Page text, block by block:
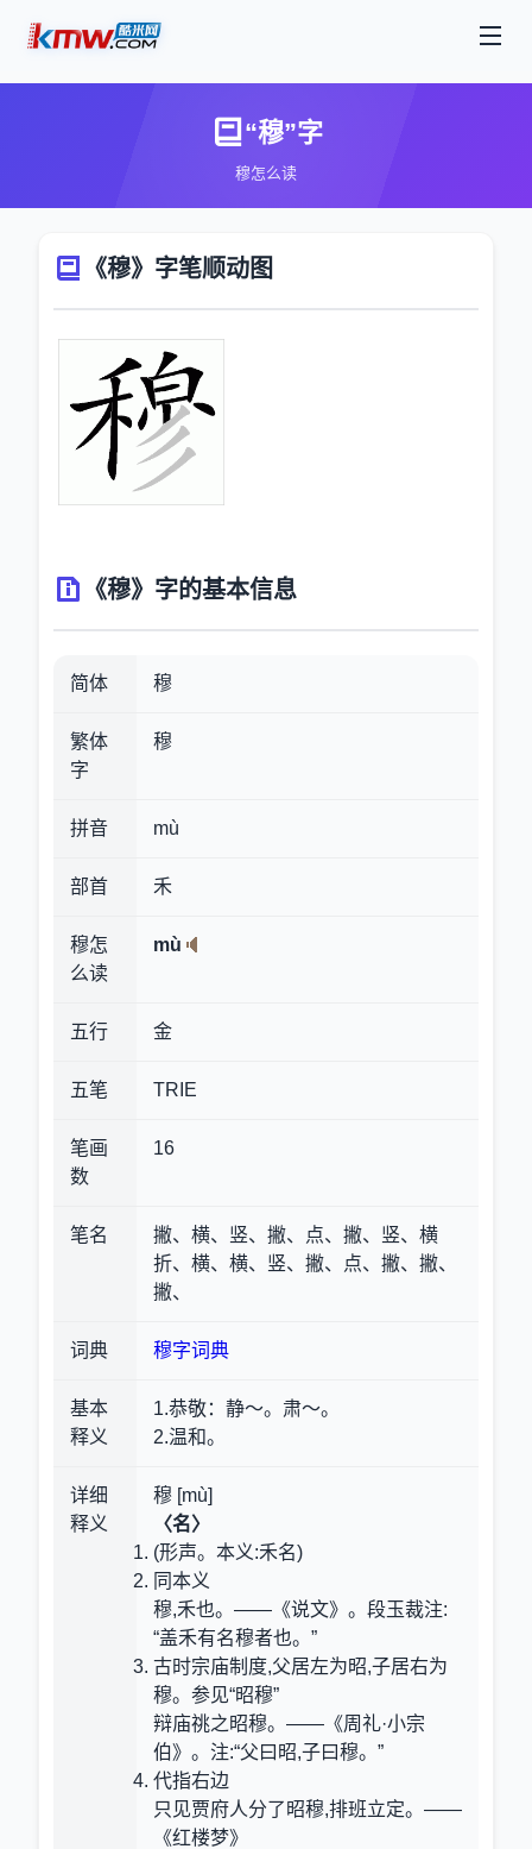
“穆”字
穆怎么读
《穆》字笔顺动图
《穆》字的基本信息
简体 穆
繁体
字
穆
拼音 mù
部首 禾
穆怎
么读
mù
五行 金
五笔 TRIE
笔画
数
16
笔名
撇、横、竖、撇、点、撇、竖、横
折、横、横、竖、撇、点、撇、撇、
撇、
词典 穆字词典
基本
释义
1.恭敬：静～。肃～。
2.温和。
详细
释义
穆 [mù]
〈名〉
(形声。本义:禾名)
同本义
穆,禾也。——《说文》。段玉裁注:
“盖禾有名穆者也。”
古时宗庙制度,父居左为昭,子居右为
穆。参见“昭穆”
辩庙祧之昭穆。——《周礼·小宗
伯》。注:“父曰昭,子曰穆。”
代指右边
只见贾府人分了昭穆,排班立定。——
《红楼梦》